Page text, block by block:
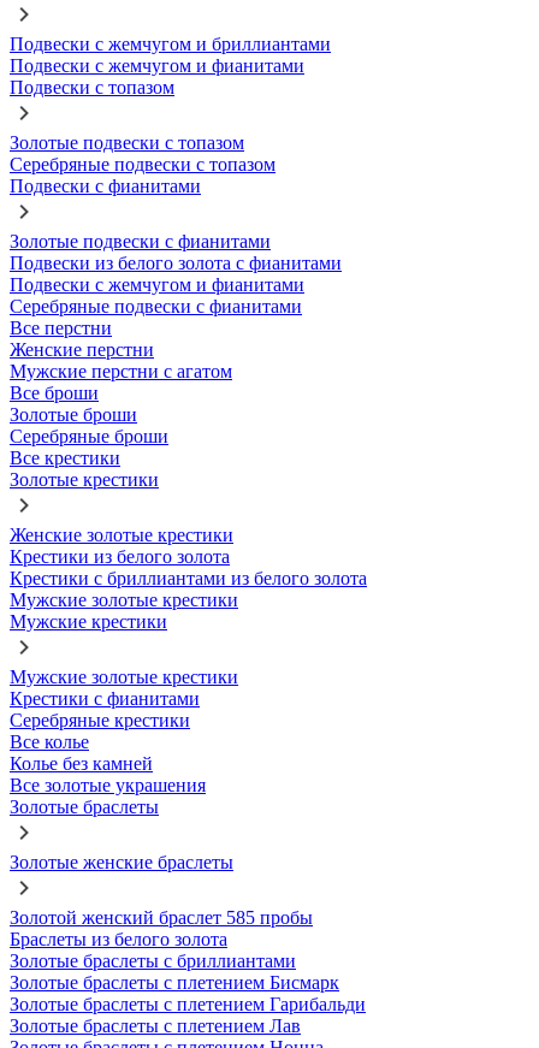
Подвески с жемчугом и бриллиантами
Подвески с жемчугом и фианитами
Подвески с топазом
Золотые подвески с топазом
Серебряные подвески с топазом
Подвески с фианитами
Золотые подвески с фианитами
Подвески из белого золота с фианитами
Подвески с жемчугом и фианитами
Серебряные подвески с фианитами
Все перстни
Женские перстни
Мужские перстни с агатом
Все броши
Золотые броши
Серебряные броши
Все крестики
Золотые крестики
Женские золотые крестики
Крестики из белого золота
Крестики с бриллиантами из белого золота
Мужские золотые крестики
Мужские крестики
Мужские золотые крестики
Крестики с фианитами
Серебряные крестики
Все колье
Колье без камней
Все золотые украшения
Золотые браслеты
Золотые женские браслеты
Золотой женский браслет 585 пробы
Браслеты из белого золота
Золотые браслеты с бриллиантами
Золотые браслеты с плетением Бисмарк
Золотые браслеты с плетением Гарибальди
Золотые браслеты с плетением Лав